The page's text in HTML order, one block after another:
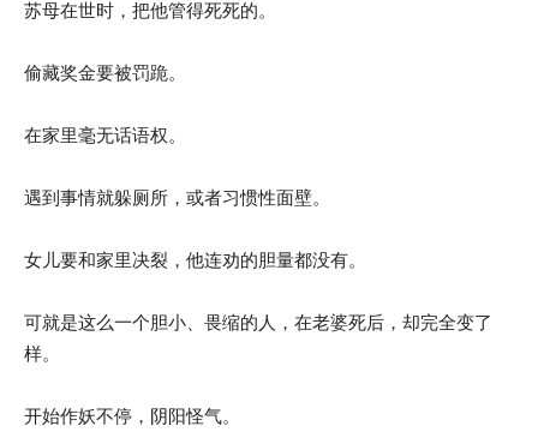
苏母在世时，把他管得死死的。
偷藏奖金要被罚跪。
在家里毫无话语权。
遇到事情就躲厕所，或者习惯性面壁。
女儿要和家里决裂，他连劝的胆量都没有。
可就是这么一个胆小、畏缩的人，在老婆死后，却完全变了
样。
开始作妖不停，阴阳怪气。